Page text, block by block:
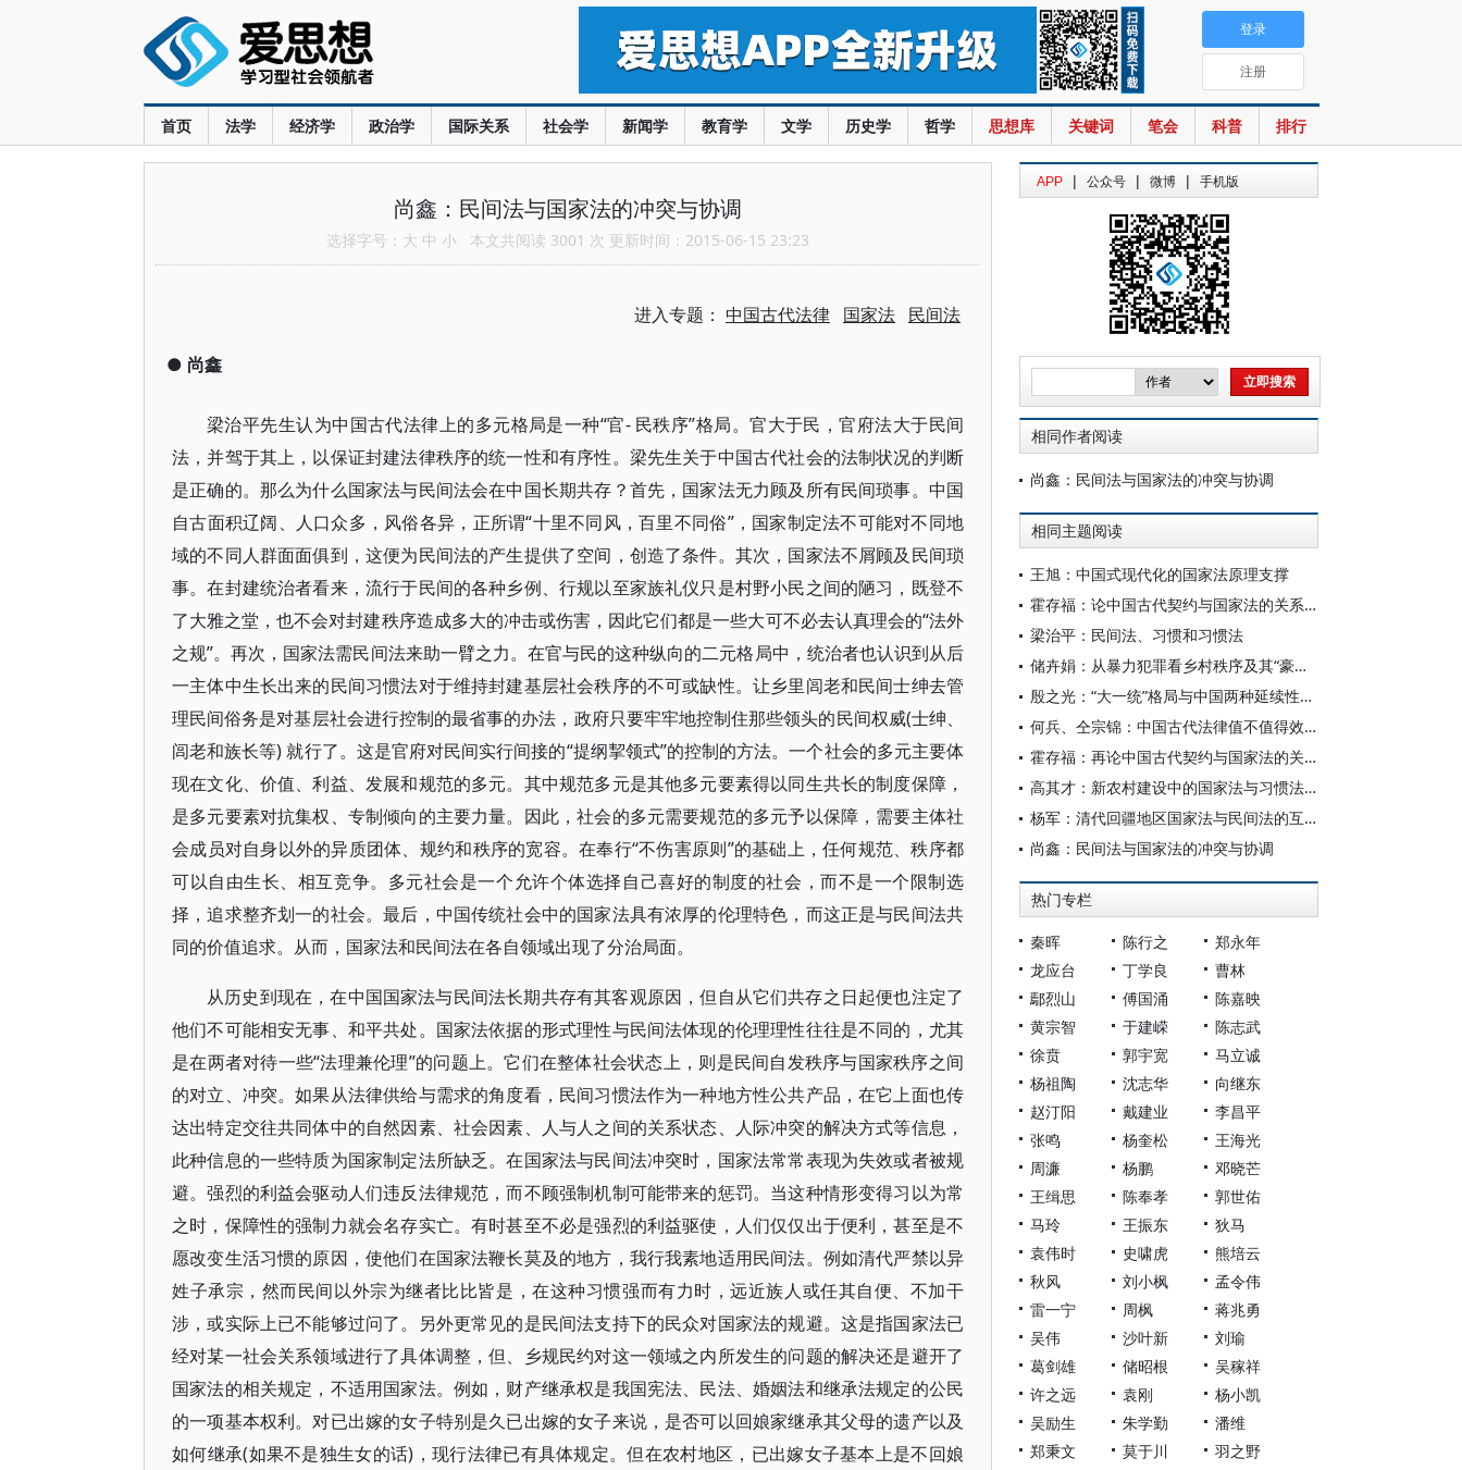
首页 法学 经济学 政治学 国际关系 社会学 新闻学 教育学 文学 历史学 哲学 思想库 关键词 笔会 科普 排行
登录
注册
尚鑫：民间法与国家法的冲突与协调
选择字号： 大 中 小 本文共阅读 3001 次 更新时间：2015-06-15 23:23
进入专题： 中国古代法律 国家法 民间法
● 尚鑫
梁治平先生认为中国古代法律上的多元格局是一种“官- 民秩序”格局。官大于民，官府法大于民间
法，并驾于其上，以保证封建法律秩序的统一性和有序性。梁先生关于中国古代社会的法制状况的判断
是正确的。那么为什么国家法与民间法会在中国长期共存？首先，国家法无力顾及所有民间琐事。中国
自古面积辽阔、人口众多，风俗各异，正所谓“十里不同风，百里不同俗”，国家制定法不可能对不同地
域的不同人群面面俱到，这便为民间法的产生提供了空间，创造了条件。其次，国家法不屑顾及民间琐
事。在封建统治者看来，流行于民间的各种乡例、行规以至家族礼仪只是村野小民之间的陋习，既登不
了大雅之堂，也不会对封建秩序造成多大的冲击或伤害，因此它们都是一些大可不必去认真理会的“法外
之规”。再次，国家法需民间法来助一臂之力。在官与民的这种纵向的二元格局中，统治者也认识到从后
一主体中生长出来的民间习惯法对于维持封建基层社会秩序的不可或缺性。让乡里闾老和民间士绅去管
理民间俗务是对基层社会进行控制的最省事的办法，政府只要牢牢地控制住那些领头的民间权威(士绅、
闾老和族长等) 就行了。这是官府对民间实行间接的“提纲挈领式”的控制的方法。一个社会的多元主要体
现在文化、价值、利益、发展和规范的多元。其中规范多元是其他多元要素得以同生共长的制度保障，
是多元要素对抗集权、专制倾向的主要力量。因此，社会的多元需要规范的多元予以保障，需要主体社
会成员对自身以外的异质团体、规约和秩序的宽容。在奉行“不伤害原则”的基础上，任何规范、秩序都
可以自由生长、相互竞争。多元社会是一个允许个体选择自己喜好的制度的社会，而不是一个限制选
择，追求整齐划一的社会。最后，中国传统社会中的国家法具有浓厚的伦理特色，而这正是与民间法共
同的价值追求。从而，国家法和民间法在各自领域出现了分治局面。
从历史到现在，在中国国家法与民间法长期共存有其客观原因，但自从它们共存之日起便也注定了
他们不可能相安无事、和平共处。国家法依据的形式理性与民间法体现的伦理理性往往是不同的，尤其
是在两者对待一些“法理兼伦理”的问题上。它们在整体社会状态上，则是民间自发秩序与国家秩序之间
的对立、冲突。如果从法律供给与需求的角度看，民间习惯法作为一种地方性公共产品，在它上面也传
达出特定交往共同体中的自然因素、社会因素、人与人之间的关系状态、人际冲突的解决方式等信息，
此种信息的一些特质为国家制定法所缺乏。在国家法与民间法冲突时，国家法常常表现为失效或者被规
避。强烈的利益会驱动人们违反法律规范，而不顾强制机制可能带来的惩罚。当这种情形变得习以为常
之时，保障性的强制力就会名存实亡。有时甚至不必是强烈的利益驱使，人们仅仅出于便利，甚至是不
愿改变生活习惯的原因，使他们在国家法鞭长莫及的地方，我行我素地适用民间法。例如清代严禁以异
姓子承宗，然而民间以外宗为继者比比皆是，在这种习惯强而有力时，远近族人或任其自便、不加干
涉，或实际上已不能够过问了。另外更常见的是民间法支持下的民众对国家法的规避。这是指国家法已
经对某一社会关系领域进行了具体调整，但、乡规民约对这一领域之内所发生的问题的解决还是避开了
国家法的相关规定，不适用国家法。例如，财产继承权是我国宪法、民法、婚姻法和继承法规定的公民
的一项基本权利。对已出嫁的女子特别是久已出嫁的女子来说，是否可以回娘家继承其父母的遗产以及
如何继承(如果不是独生女的话)，现行法律已有具体规定。但在农村地区，已出嫁女子基本上是不回娘
APP | 公众号 | 微博 | 手机版
相同作者阅读
尚鑫：民间法与国家法的冲突与协调
相同主题阅读
王旭：中国式现代化的国家法原理支撑
霍存福：论中国古代契约与国家法的关系——以唐代法律与借贷契约的关系为中心
梁治平：民间法、习惯和习惯法
储卉娟：从暴力犯罪看乡村秩序及其“豪强化”危险——国家法／民间法视角反思
殷之光：“大一统”格局与中国两种延续性背后的普遍主义
何兵、仝宗锦：中国古代法律值不值得效法
霍存福：再论中国古代契约与国家法的关系
高其才：新农村建设中的国家法与习惯法关系
杨军：清代回疆地区国家法与民间法的互动关系探析
尚鑫：民间法与国家法的冲突与协调
热门专栏
秦晖 陈行之
郑永年
龙应台
丁学良
曹林
鄢烈山
傅国涌
陈嘉映
黄宗智
于建嵘
陈志武
徐贲
郭宇宽
马立诚
杨祖陶
沈志华
向继东
赵汀阳
戴建业
李昌平
张鸣
杨奎松
王海光
周濂
杨鹏
邓晓芒
王缉思
陈奉孝
郭世佑
马玲
王振东
狄马
袁伟时
史啸虎
熊培云
秋风
刘小枫
孟令伟
雷一宁
周枫
蒋兆勇
吴伟
沙叶新
刘瑜
葛剑雄
储昭根
吴稼祥
许之远
袁刚
杨小凯
吴励生
朱学勤
潘维
郑秉文
莫于川
羽之野